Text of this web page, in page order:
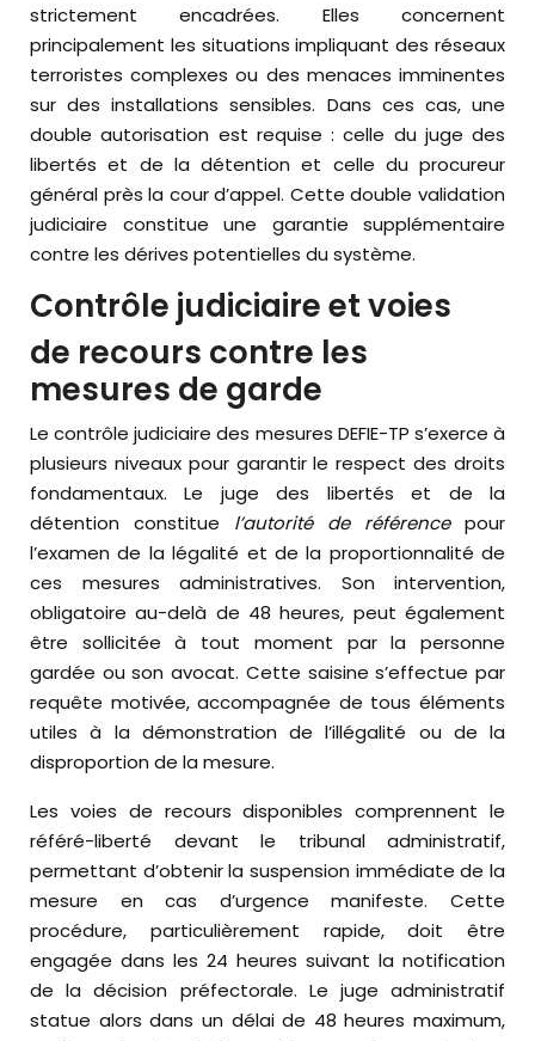
strictement encadrées. Elles concernent
principalement les situations impliquant des réseaux
terroristes complexes ou des menaces imminentes
sur des installations sensibles. Dans ces cas, une
double autorisation est requise : celle du juge des
libertés et de la détention et celle du procureur
général près la cour d’appel. Cette double validation
judiciaire constitue une garantie supplémentaire
contre les dérives potentielles du système.
Contrôle judiciaire et voies
de recours contre les
mesures de garde
Le contrôle judiciaire des mesures DEFIE-TP s’exerce à
plusieurs niveaux pour garantir le respect des droits
fondamentaux. Le juge des libertés et de la
détention constitue l’autorité de référencepour
l’examen de la légalité et de la proportionnalité de
ces mesures administratives. Son intervention,
obligatoire au-delà de 48 heures, peut également
être sollicitée à tout moment par la personne
gardée ou son avocat. Cette saisine s’effectue par
requête motivée, accompagnée de tous éléments
utiles à la démonstration de l’illégalité ou de la
disproportion de la mesure.
Les voies de recours disponibles comprennent le
référé-liberté devant le tribunal administratif,
permettant d’obtenir la suspension immédiate de la
mesure en cas d’urgence manifeste. Cette
procédure, particulièrement rapide, doit être
engagée dans les 24 heures suivant la notification
de la décision préfectorale. Le juge administratif
statue alors dans un délai de 48 heures maximum,